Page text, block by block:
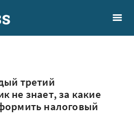
третий
не знает, за какие
налоговый